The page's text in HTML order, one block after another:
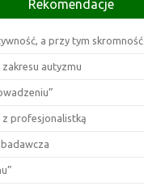
Rekomendacje
a przy tym skromność
autyzmu
z profesjonalistką